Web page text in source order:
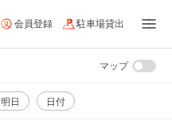
会員登録 駐車場貸出
明日 日付
マップ